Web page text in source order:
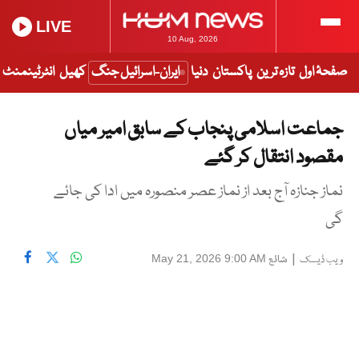
10 Aug, 2026
LIVE
صفحۂ اول تازہ ترین پاکستان دنیا ایران-اسرائیل جنگ کھیل انٹرٹینمنٹ
جماعت اسلامی پنجاب کے سابق امیر میاں
مقصود انتقال کر گئے
نماز جنازہ آج بعد از نماز عصر منصورہ میں ادا کی جائے
گی
ویب ڈیسک | شائع May 21, 2026 9:00 AM